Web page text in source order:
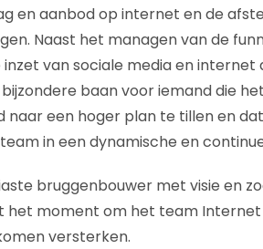
en aanbod op internet en de
Naast het managen van de
inzet van sociale media en
baan voor iemand die
naar een hoger plan te tillen en
in een dynamische en
bruggenbouwer met visie en
het moment om het team
versterken.